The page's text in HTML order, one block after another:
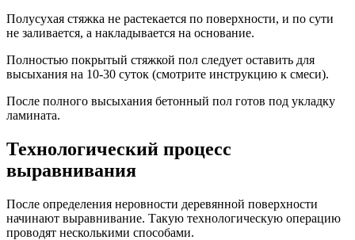
Полусухая стяжка не растекается по поверхности, и по сути
не заливается, а накладывается на основание.
Полностью покрытый стяжкой пол следует оставить для
высыхания на 10-30 суток (смотрите инструкцию к смеси).
После полного высыхания бетонный пол готов под укладку
ламината.
Технологический процесс
выравнивания
После определения неровности деревянной поверхности
начинают выравнивание. Такую технологическую операцию
проводят несколькими способами.